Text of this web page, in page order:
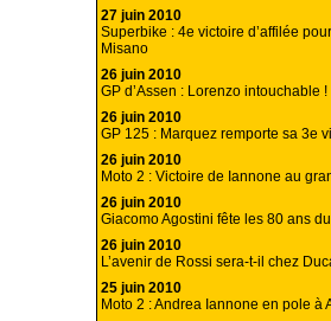
27 juin 2010
Superbike : 4e victoire d’affilée
Misano
26 juin 2010
GP d’Assen : Lorenzo intouchable !
26 juin 2010
GP 125 : Marquez remporte sa 3e
26 juin 2010
Moto 2 : Victoire de Iannone au
26 juin 2010
Giacomo Agostini fête les 80 ans du
26 juin 2010
L’avenir de Rossi sera-t-il chez
25 juin 2010
Moto 2 : Andrea Iannone en pole à